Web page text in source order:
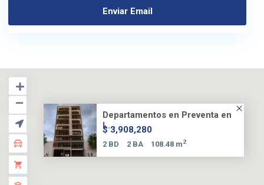
Departamentos en Preventa en
L...
$ 3,908,280
2 BD 2 BA 108.48 m2